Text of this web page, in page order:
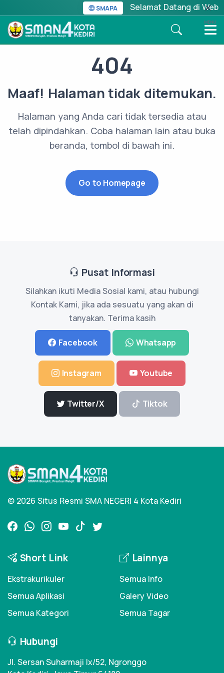
SMAPA Selamat Datang di
MENU
404
Maaf! Halaman tidak ditemukan.
Halaman yang Anda cari tidak tersedia atau
telah dipindahkan. Coba halaman lain atau buka
beranda, tombol di bawah ini.
Go to Homepage
Pusat Informasi
Silahkan ikuti Media Sosial kami, atau hubungi
Kontak Kami, jika ada sesuatu yang akan di
tanyakan. Terima kasih
Facebook Whatsapp
Instagram Youtube
Twitter/X Tiktok
© 2026 Situs Resmi SMA NEGERI 4 Kota Kediri
Short Link
Ekstrakurikuler
Semua Aplikasi
Semua Kategori
Lainnya
Semua Info
Galery Video
Semua Tagar
Hubungi
Jl. Sersan Suharmaji Ix/52, Ngronggo